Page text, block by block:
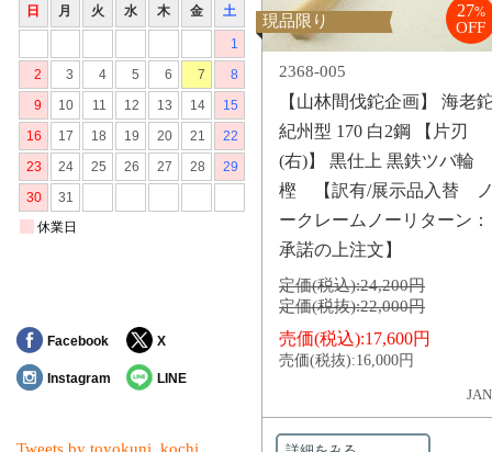
現品限り
27%
OFF
2368-005
【山林間伐鉈企画】 海老
紀州型 170 白2鋼 【片刃
(右)】 黒仕上 黒鉄ツバ輪
樫 【訳有/展示品入替
ークレームノーリターン：
承諾の上注文】
定価(税込):24,200円
定価(税抜):22,000円
売価(税込):17,600円
売価(税抜):16,000円
Facebook X
Instagram LINE
Tweets by toyokuni_kochi